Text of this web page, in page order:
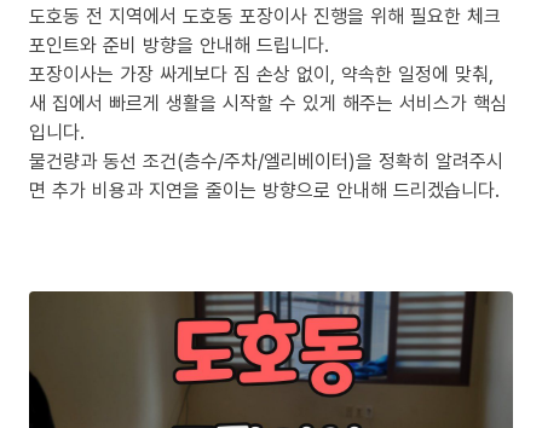
도호동 전 지역에서 도호동 포장이사 진행을 위해 필요한 체크
포인트와 준비 방향을 안내해 드립니다.
포장이사는 가장 싸게보다 짐 손상 없이, 약속한 일정에 맞춰,
새 집에서 빠르게 생활을 시작할 수 있게 해주는 서비스가 핵심
입니다.
물건량과 동선 조건(층수/주차/엘리베이터)을 정확히 알려주시
면 추가 비용과 지연을 줄이는 방향으로 안내해 드리겠습니다.